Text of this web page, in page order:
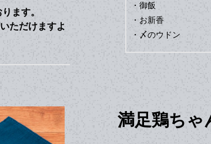
ます。
ただけますよ
・御飯
・お新香
・〆のウドン
満足鶏ちゃ